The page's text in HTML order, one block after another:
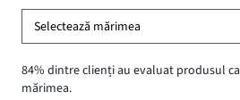
Selectează mărimea
84% dintre clienți au evaluat produsul
mărimea.